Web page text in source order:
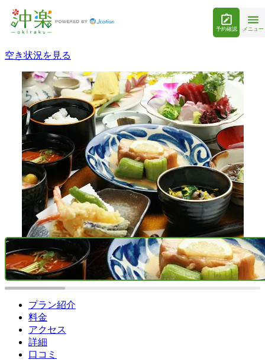
予約確認 メニュー
空き状況を見る
プラン紹介
料金
アクセス
詳細
口コミ